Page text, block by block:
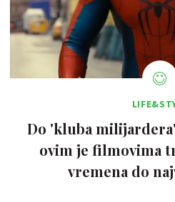
Do 'kluba
ovim je filmovima
vremena do